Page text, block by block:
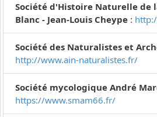
Société d'Histoire Naturelle de
Blanc - Jean-Louis Cheype :
Société des Naturalistes et
http://www.ain-naturalistes.fr/
Société mycologique André
https://www.smam66.fr/